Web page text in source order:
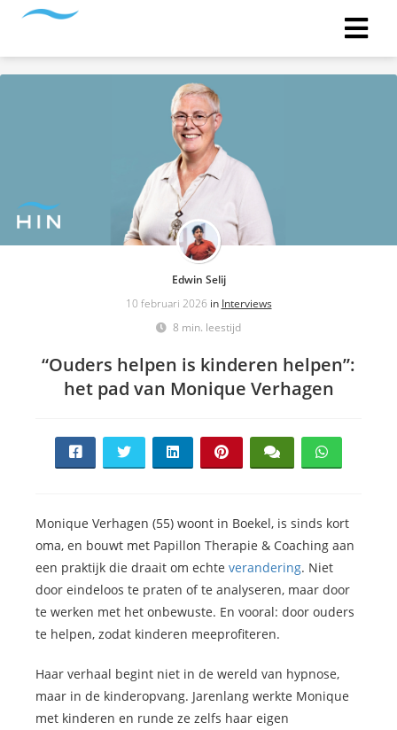
Edwin Selij
10 februari 2026 in Interviews
8 min. leestijd
“Ouders helpen is kinderen helpen”:
het pad van Monique Verhagen
Monique Verhagen (55) woont in Boekel, is sinds kort
oma, en bouwt met Papillon Therapie & Coaching aan
een praktijk die draait om echte verandering. Niet
door eindeloos te praten of te analyseren, maar door
te werken met het onbewuste. En vooral: door ouders
te helpen, zodat kinderen meeprofiteren.
Haar verhaal begint niet in de wereld van hypnose,
maar in de kinderopvang. Jarenlang werkte Monique
met kinderen en runde ze zelfs haar eigen